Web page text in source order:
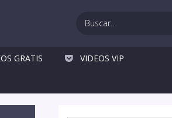
GRATIS VIDEOS VIP